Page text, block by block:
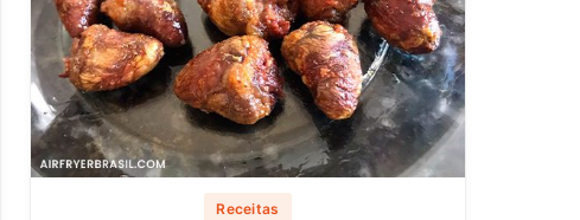
Receitas